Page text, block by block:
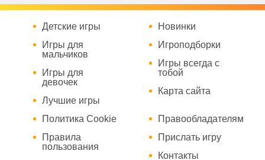
Детские игры
Игры для
мальчиков
Игры для
девочек
Лучшие игры
Новинки
Игроподборки
Игры всегда с
тобой
Карта сайта
Политика Cookie
Правила
пользования
Правообладателям
Прислать игру
Контакты